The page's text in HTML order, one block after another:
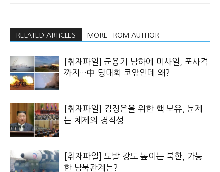
RELATED ARTICLES MORE FROM AUTHOR
[취재파일] 군용기 남하에 미사일, 포사격
까지…中 당대회 코앞인데 왜?
[취재파일] 김정은을 위한 핵 보유, 문제
는 체제의 경직성
[취재파일] 도발 강도 높이는 북한, 가능
한 남북관계는?